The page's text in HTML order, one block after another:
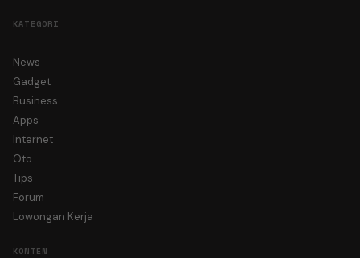
KATEGORI
News
Gadget
Business
Apps
Internet
Oto
Tips
Forum
Lowongan Kerja
KONTEN